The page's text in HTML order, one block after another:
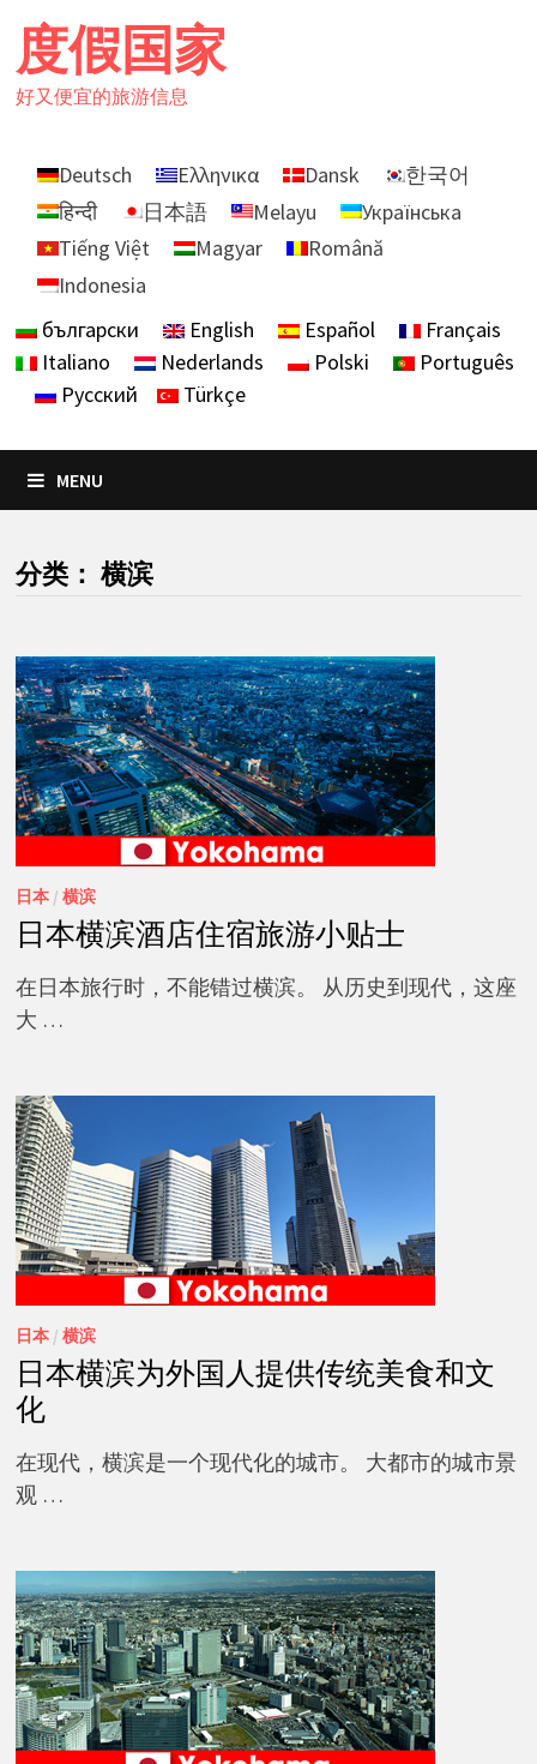
content
度假国家
好又便宜的旅游信息
Deutsch Ελληνικα Dansk
한국어
हिन्दी
日本語 Melayu
Українська
Tiếng Việt
Magyar
Română
Indonesia
български
English Español
Français
Italiano
Nederlands Polski
Português
Русский
Türkçe
MENU
分类： 横滨
日本/ 横滨
日本横滨酒店住宿旅游小贴士
在日本旅行时，不能错过横滨。 从历史到现代，这座
大 …
日本/ 横滨
日本横滨为外国人提供传统美食和文
化
在现代，横滨是一个现代化的城市。 大都市的城市景
观 …